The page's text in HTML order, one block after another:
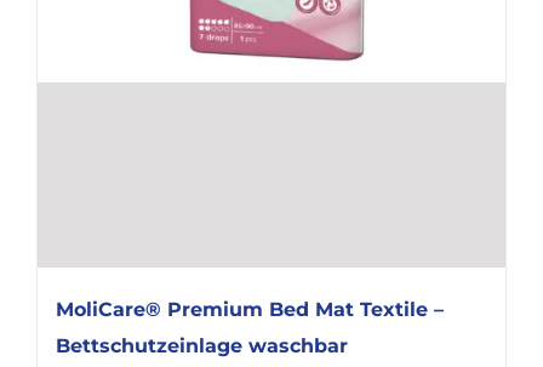
MoliCare® Premium Bed Mat Textile –
Bettschutzeinlage waschbar